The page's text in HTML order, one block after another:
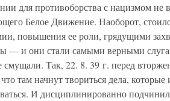
для противоборства с нацизмом не
Белое Движение. Наоборот,
повышения ее роли, грядущими
— и они стали самыми верными
смущали. Так, 22. 8. 39 г. перед
там начнут твориться дела,
И дисциплинированно